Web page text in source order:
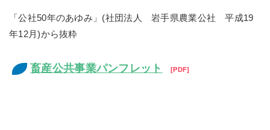
「公社50年のあゆみ」(社団法人 岩手県農業公社 平成19
年12月)から抜粋
畜産公共事業パンフレット PDF